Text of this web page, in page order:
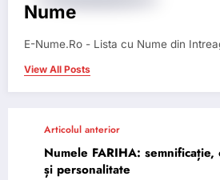
Nume
E-Nume.Ro - Lista cu Nume din
View All Posts
Articolul anterior
Numele FARIHA:
și personalitate